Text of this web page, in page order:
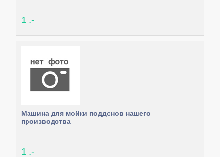
1 .-
Машина для мойки поддонов нашего
производства
1 .-